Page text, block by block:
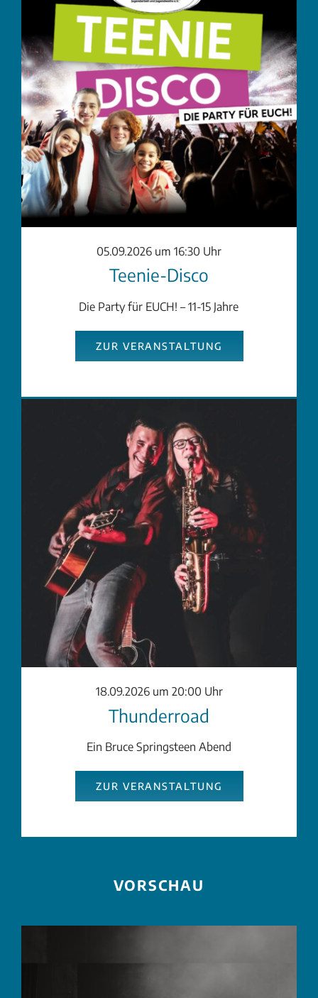
05.09.2026 um 16:30 Uhr
Teenie-Disco
Die Party für EUCH! – 11-15 Jahre
ZUR VERANSTALTUNG
18.09.2026 um 20:00 Uhr
Thunderroad
Ein Bruce Springsteen Abend
ZUR VERANSTALTUNG
VORSCHAU